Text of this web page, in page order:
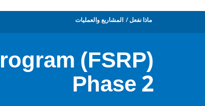
ماذا نفعل المشاريع والعمليات
(FSRP)
Phase 2